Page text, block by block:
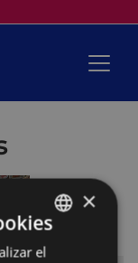
BASQUE
×
el